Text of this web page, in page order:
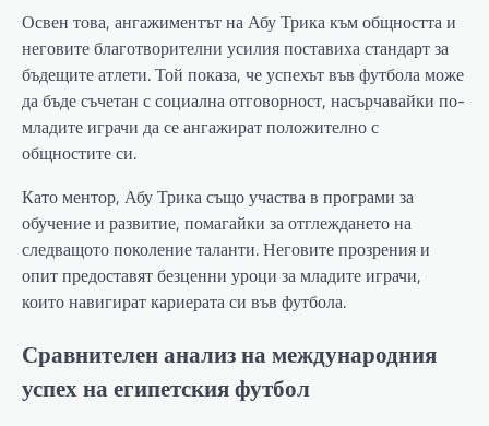
Освен това, ангажиментът на Абу Трика към общността и
неговите благотворителни усилия поставиха стандарт за
бъдещите атлети. Той показа, че успехът във футбола може
да бъде съчетан с социална отговорност, насърчавайки по-
младите играчи да се ангажират положително с
общностите си.
Като ментор, Абу Трика също участва в програми за
обучение и развитие, помагайки за отглеждането на
следващото поколение таланти. Неговите прозрения и
опит предоставят безценни уроци за младите играчи,
които навигират кариерата си във футбола.
Сравнителен анализ на международния
успех на египетския футбол